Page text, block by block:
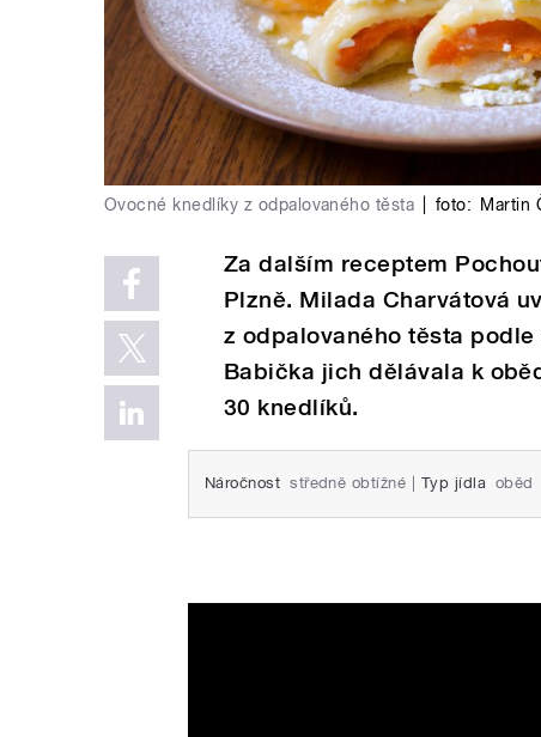
Ovocné knedlíky z odpalovaného těsta foto: Martin
Za dalším receptem
Plzně. Milada Charvátová
z odpalovaného těsta
Babička jich dělávala k
30 knedlíků.
Náročnost středně obtížné Typ jídla oběd